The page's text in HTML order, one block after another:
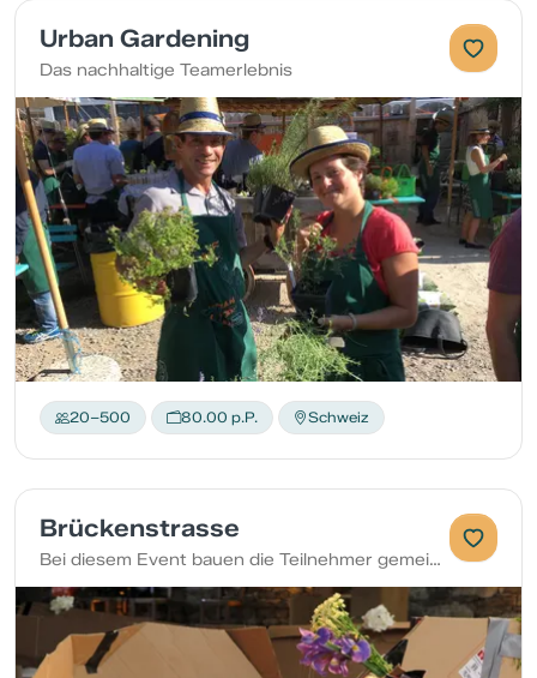
Urban Gardening
Das nachhaltige Teamerlebnis
20–500 80.00 p.P. Schweiz
Brückenstrasse
Bei diesem Event bauen die Teilnehmer gemeinsam eine lange Brückenstrasse aus Karton, die den Boden nicht berühren darf.